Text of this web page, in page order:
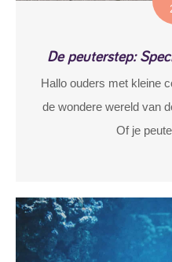
De peuterstep:
Hallo ouders met kleine
de wondere wereld van
Of je